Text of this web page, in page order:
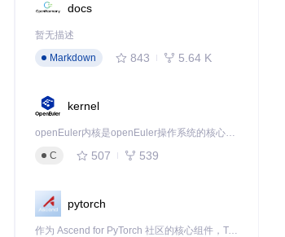
docs
暂无描述
Markdown
843 5.64 K
kernel
openEuler内核是openEuler操作系统的核心，既是系统性能与稳定性的基石，也是连接处理器、设备与服务的桥梁。
C
507 539
pytorch
作为 Ascend for PyTorch 社区的核心组件，TorchNPU 是昇腾专为 PyTorch 打造的深度学习适配插件，使 PyTorch 框架能够直接调用昇腾 NPU，为开发者提供昇腾 AI 处理器的超强算力。